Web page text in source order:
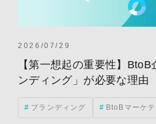
2026/07/29
【第一想起の重要性】
ンディング」が必要な理由
ブランディング BtoBマーケ